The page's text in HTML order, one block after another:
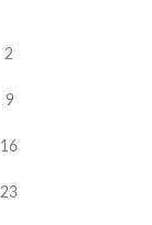
2
9
16
23